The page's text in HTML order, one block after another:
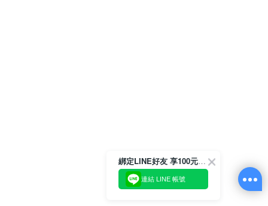
綁定LINE好友 享100元折價券
連結 LINE 帳號